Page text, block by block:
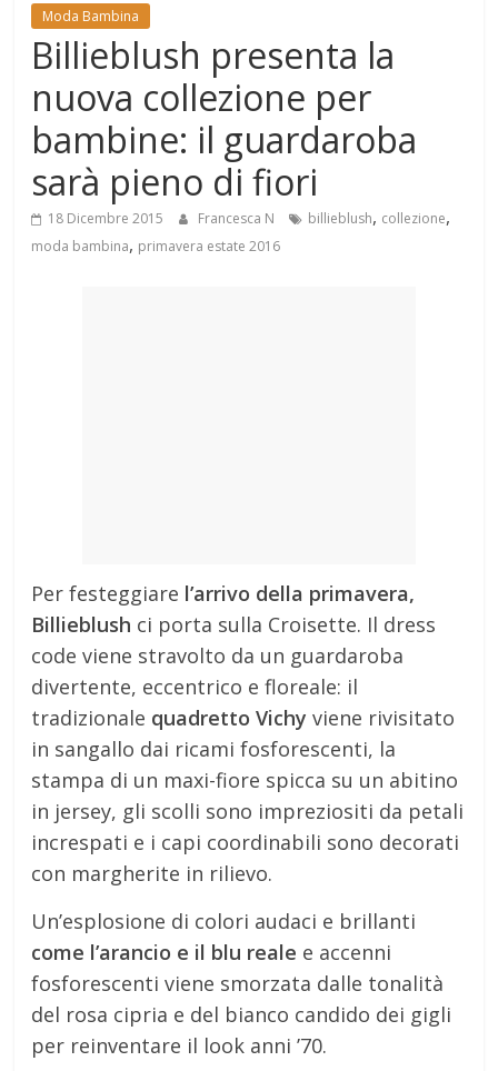
Mondo
Moda Bambina
Billieblush presenta la
nuova collezione per
bambine: il guardaroba
sarà pieno di fiori
18 Dicembre 2015 Francesca N billieblush, collezione,
moda bambina, primavera estate 2016
Per festeggiare l’arrivo della primavera,
Billieblush ci porta sulla Croisette. Il dress
code viene stravolto da un guardaroba
divertente, eccentrico e floreale: il
tradizionale quadretto Vichy viene rivisitato
in sangallo dai ricami fosforescenti, la
stampa di un maxi-fiore spicca su un abitino
in jersey, gli scolli sono impreziositi da petali
increspati e i capi coordinabili sono decorati
con margherite in rilievo.
Un’esplosione di colori audaci e brillanti
come l’arancio e il blu reale e accenni
fosforescenti viene smorzata dalle tonalità
del rosa cipria e del bianco candido dei gigli
per reinventare il look anni ’70.